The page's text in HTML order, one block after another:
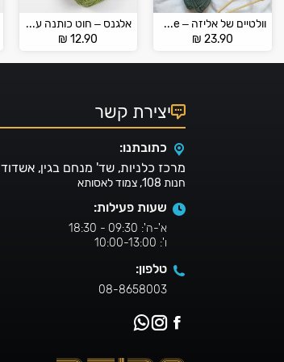
וולטיים של אליזה – Alize Wooltime
₪ 23.90
אלגנס – חוט כותנה עם לורקס – ELEGANCE
₪ 12.90
יצירת קשר
כתובתנו:
מרכז כלניות, שד' מנחם בגין, אשדוד
חנות 108, צמוד לאסותא
שעות פעילות:
א'-ה': 09:30 - 18:30
ו': 10:00-13:00
טלפון:
08-8658003